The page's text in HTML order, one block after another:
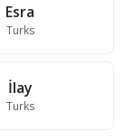
Esra
Turks
İlay
Turks